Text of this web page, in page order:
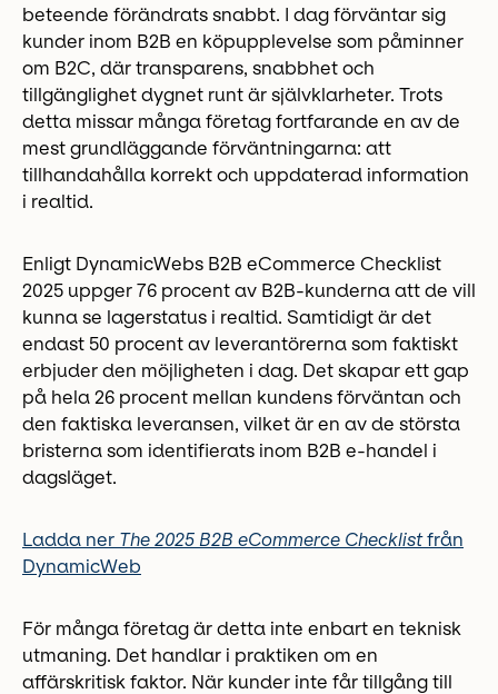
beteende förändrats snabbt. I dag förväntar sig
kunder inom B2B en köpupplevelse som påminner
om B2C, där transparens, snabbhet och
tillgänglighet dygnet runt är självklarheter. Trots
detta missar många företag fortfarande en av de
mest grundläggande förväntningarna: att
tillhandahålla korrekt och uppdaterad information
i realtid.
Enligt DynamicWebs B2B eCommerce Checklist
2025 uppger 76 procent av B2B-kunderna att de vill
kunna se lagerstatus i realtid. Samtidigt är det
endast 50 procent av leverantörerna som faktiskt
erbjuder den möjligheten i dag. Det skapar ett gap
på hela 26 procent mellan kundens förväntan och
den faktiska leveransen, vilket är en av de största
bristerna som identifierats inom B2B e-handel i
dagsläget.
Ladda ner The 2025 B2B eCommerce Checklistfrån
DynamicWeb
För många företag är detta inte enbart en teknisk
utmaning. Det handlar i praktiken om en
affärskritisk faktor. När kunder inte får tillgång till